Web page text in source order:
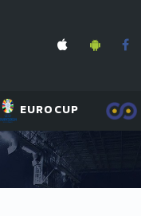
EUROCUP